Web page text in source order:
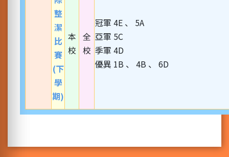
整
潔
比
賽
(下
學
期)
本
校
全
校
冠軍 4E 、 5A
亞軍 5C
季軍 4D
優異 1B 、 4B 、 6D